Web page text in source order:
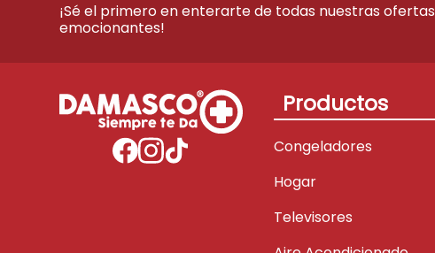
¡Sé el primero en enterarte de todas nuestras ofertas
emocionantes!
Productos
Congeladores
Hogar
Televisores